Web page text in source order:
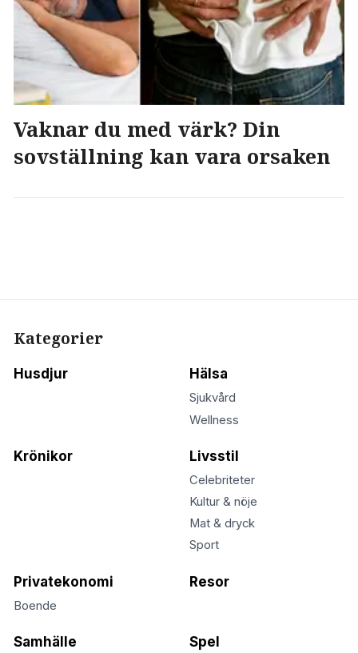
Vaknar du med värk? Din
sovställning kan vara orsaken
Kategorier
Husdjur Hälsa
Sjukvård
Wellness
Krönikor Livsstil
Celebriteter
Kultur & nöje
Mat & dryck
Sport
Privatekonomi
Boende
Resor
Samhälle Spel